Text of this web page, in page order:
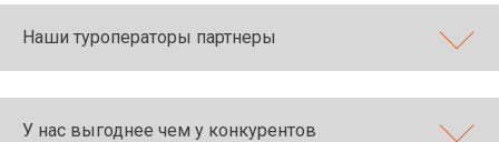
Наши туроператоры партнеры
У нас выгоднее чем у конкурентов